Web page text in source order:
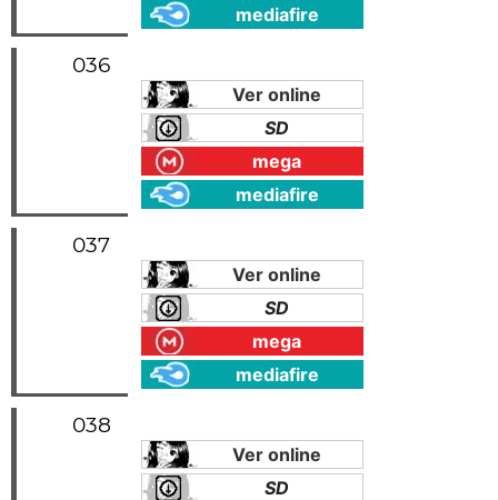
mediafire
036
Ver online
SD
mega
mediafire
037
Ver online
SD
mega
mediafire
038
Ver online
SD